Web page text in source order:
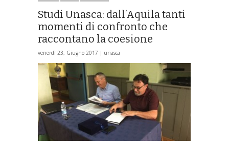
Studi Unasca: dall’Aquila tanti
momenti di confronto che
raccontano la coesione
venerdì 23, Giugno 2017 | unasca